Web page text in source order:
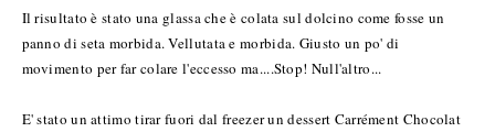
Il risultato è stato una glassa che è colata sul dolcino come fosse un
panno di seta morbida. Vellutata e morbida. Giusto un po' di
movimento per far colare l'eccesso ma....Stop! Null'altro...
E' stato un attimo tirar fuori dal freezer un dessert Carrément Chocolat